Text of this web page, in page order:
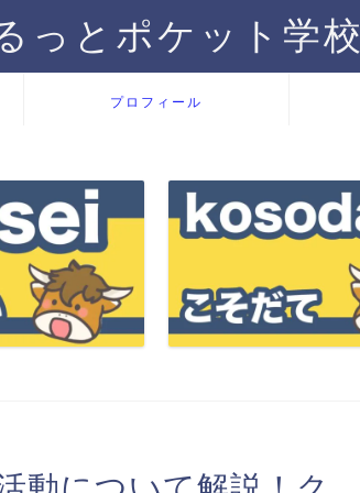
っとポケット学校
プロフィール